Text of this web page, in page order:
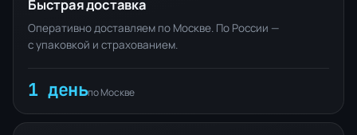
Быстрая доставка
Оперативно доставляем по Москве. По России —
с упаковкой и страхованием.
1 деньпо Москве